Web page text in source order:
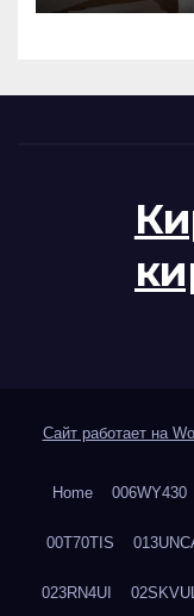
Сайт работает на
Home 006WY430
00T70TIS
023RN4UI